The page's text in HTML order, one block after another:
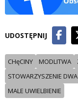
UDOSTĘPNIJ
CHęCINY MODLITWA
STOWARZYSZENIE
MALE UWIELBIENIE